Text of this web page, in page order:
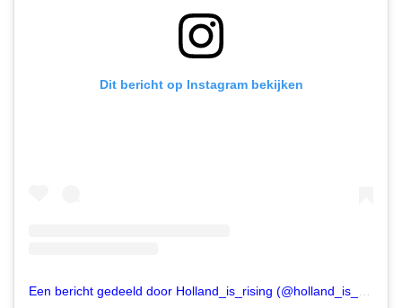
Dit bericht op Instagram bekijken
Een bericht gedeeld door Holland_is_rising (@holland_is_rising)